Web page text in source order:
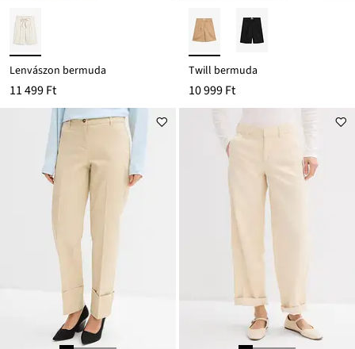
Lenvászon bermuda
11 499 Ft
Twill bermuda
10 999 Ft